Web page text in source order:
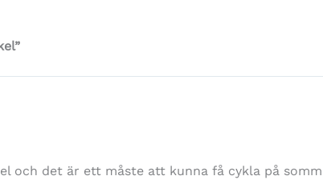
och det är ett måste att kunna få cykla på